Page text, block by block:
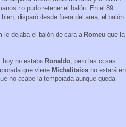
no pudo retener el balón. En el 89
disparó desde fuera del area, el balón
le dejaba el balón de cara a Romeu que la
hoy no estaba Ronaldo , pero las cosas
que viene Michalitsios no estará en
no acabe la temporada aunque queda